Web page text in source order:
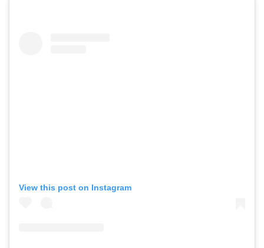
View this post on Instagram